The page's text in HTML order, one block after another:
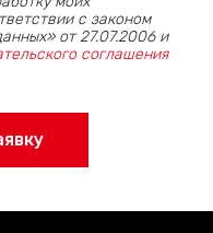
с законом
от 27.07.2006 и
соглашения